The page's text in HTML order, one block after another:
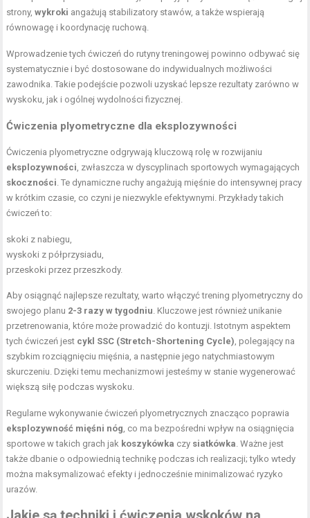
strony,wykroki angażują stabilizatory stawów, a także wspierają
równowagę i koordynację ruchową.
Wprowadzenie tych ćwiczeń do rutyny treningowej powinno odbywać się
systematycznie i być dostosowane do indywidualnych możliwości
zawodnika. Takie podejście pozwoli uzyskać lepsze rezultaty zarówno w
wyskoku, jak i ogólnej wydolności fizycznej.
Ćwiczenia plyometryczne dla eksplozywności
Ćwiczenia plyometryczne odgrywają kluczową rolę w rozwijaniu
eksplozywności, zwłaszcza w dyscyplinach sportowych wymagających
skoczności. Te dynamiczne ruchy angażują mięśnie do intensywnej pracy
w krótkim czasie, co czyni je niezwykle efektywnymi. Przykłady takich
ćwiczeń to:
skoki z nabiegu,
wyskoki z półprzysiadu,
przeskoki przez przeszkody.
Aby osiągnąć najlepsze rezultaty, warto włączyć trening plyometryczny do
swojego planu 2-3 razy w tygodniu. Kluczowe jest również unikanie
przetrenowania, które może prowadzić do kontuzji. Istotnym aspektem
tych ćwiczeń jest cykl SSC (Stretch-Shortening Cycle), polegający na
szybkim rozciągnięciu mięśnia, a następnie jego natychmiastowym
skurczeniu. Dzięki temu mechanizmowi jesteśmy w stanie wygenerować
większą siłę podczas wyskoku.
Regularne wykonywanie ćwiczeń plyometrycznych znacząco poprawia
eksplozywność mięśni nóg, co ma bezpośredni wpływ na osiągnięcia
sportowe w takich grach jak koszykówka czy siatkówka. Ważne jest
także dbanie o odpowiednią technikę podczas ich realizacji; tylko wtedy
można maksymalizować efekty i jednocześnie minimalizować ryzyko
urazów.